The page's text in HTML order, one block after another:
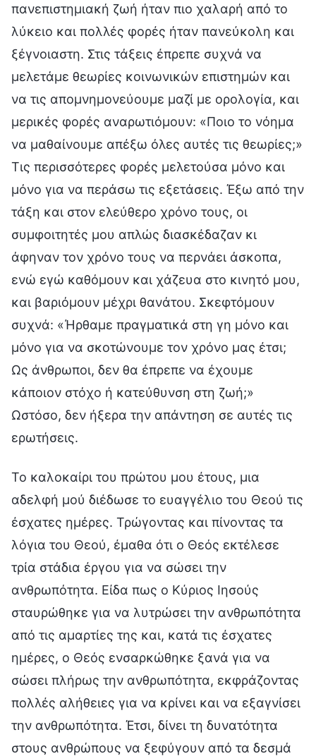
πανεπιστημιακή ζωή ήταν πιο χαλαρή από το
λύκειο και πολλές φορές ήταν πανεύκολη και
ξέγνοιαστη. Στις τάξεις έπρεπε συχνά να
μελετάμε θεωρίες κοινωνικών επιστημών και
να τις απομνημονεύουμε μαζί με ορολογία, και
μερικές φορές αναρωτιόμουν: «Ποιο το νόημα
να μαθαίνουμε απέξω όλες αυτές τις θεωρίες;»
Τις περισσότερες φορές μελετούσα μόνο και
μόνο για να περάσω τις εξετάσεις. Έξω από την
τάξη και στον ελεύθερο χρόνο τους, οι
συμφοιτητές μου απλώς διασκέδαζαν κι
άφηναν τον χρόνο τους να περνάει άσκοπα,
ενώ εγώ καθόμουν και χάζευα στο κινητό μου,
και βαριόμουν μέχρι θανάτου. Σκεφτόμουν
συχνά: «Ήρθαμε πραγματικά στη γη μόνο και
μόνο για να σκοτώνουμε τον χρόνο μας έτσι;
Ως άνθρωποι, δεν θα έπρεπε να έχουμε
κάποιον στόχο ή κατεύθυνση στη ζωή;»
Ωστόσο, δεν ήξερα την απάντηση σε αυτές τις
ερωτήσεις.
Το καλοκαίρι του πρώτου μου έτους, μια
αδελφή μού διέδωσε το ευαγγέλιο του Θεού τις
έσχατες ημέρες. Τρώγοντας και πίνοντας τα
λόγια του Θεού, έμαθα ότι ο Θεός εκτέλεσε
τρία στάδια έργου για να σώσει την
ανθρωπότητα. Είδα πως ο Κύριος Ιησούς
σταυρώθηκε για να λυτρώσει την ανθρωπότητα
από τις αμαρτίες της και, κατά τις έσχατες
ημέρες, ο Θεός ενσαρκώθηκε ξανά για να
σώσει πλήρως την ανθρωπότητα, εκφράζοντας
πολλές αλήθειες για να κρίνει και να εξαγνίσει
την ανθρωπότητα. Έτσι, δίνει τη δυνατότητα
στους ανθρώπους να ξεφύγουν από τα δεσμά